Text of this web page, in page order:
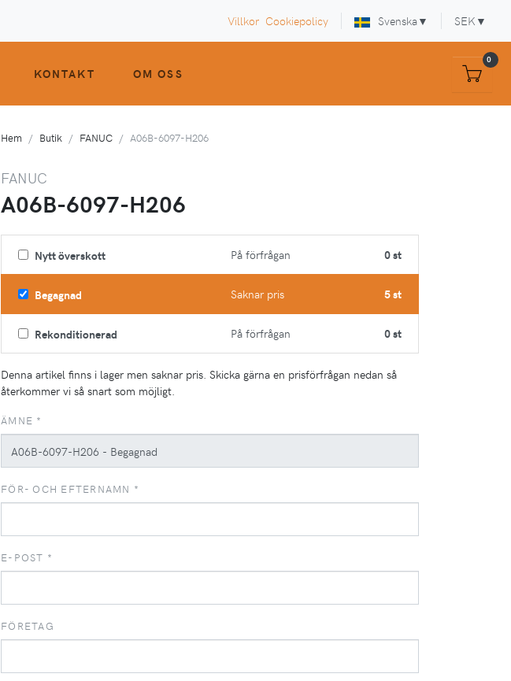
Villkor Cookiepolicy Svenska▼ SEK ▼
KONTAKT OM OSS
0
Hem Butik FANUC A06B-6097-H206
FANUC
A06B-6097-H206
Nytt överskott På förfrågan 0 st
Begagnad Saknar pris 5 st
Rekonditionerad På förfrågan 0 st
Denna artikel finns i lager men saknar pris. Skicka gärna en prisförfrågan nedan så
återkommer vi så snart som möjligt.
ÄMNE *
FÖR- OCH EFTERNAMN *
E-POST *
FÖRETAG